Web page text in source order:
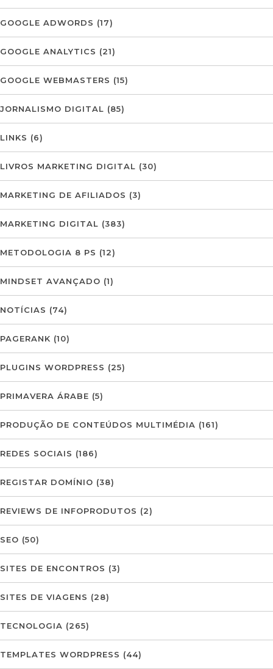
GOOGLE ADWORDS (17)
GOOGLE ANALYTICS (21)
GOOGLE WEBMASTERS (15)
JORNALISMO DIGITAL (85)
LINKS (6)
LIVROS MARKETING DIGITAL (30)
MARKETING DE AFILIADOS (3)
MARKETING DIGITAL (383)
METODOLOGIA 8 PS (12)
MINDSET AVANÇADO (1)
NOTÍCIAS (74)
PAGERANK (10)
PLUGINS WORDPRESS (25)
PRIMAVERA ÁRABE (5)
PRODUÇÃO DE CONTEÚDOS MULTIMÉDIA (161)
REDES SOCIAIS (186)
REGISTAR DOMÍNIO (38)
REVIEWS DE INFOPRODUTOS (2)
SEO (50)
SITES DE ENCONTROS (3)
SITES DE VIAGENS (28)
TECNOLOGIA (265)
TEMPLATES WORDPRESS (44)